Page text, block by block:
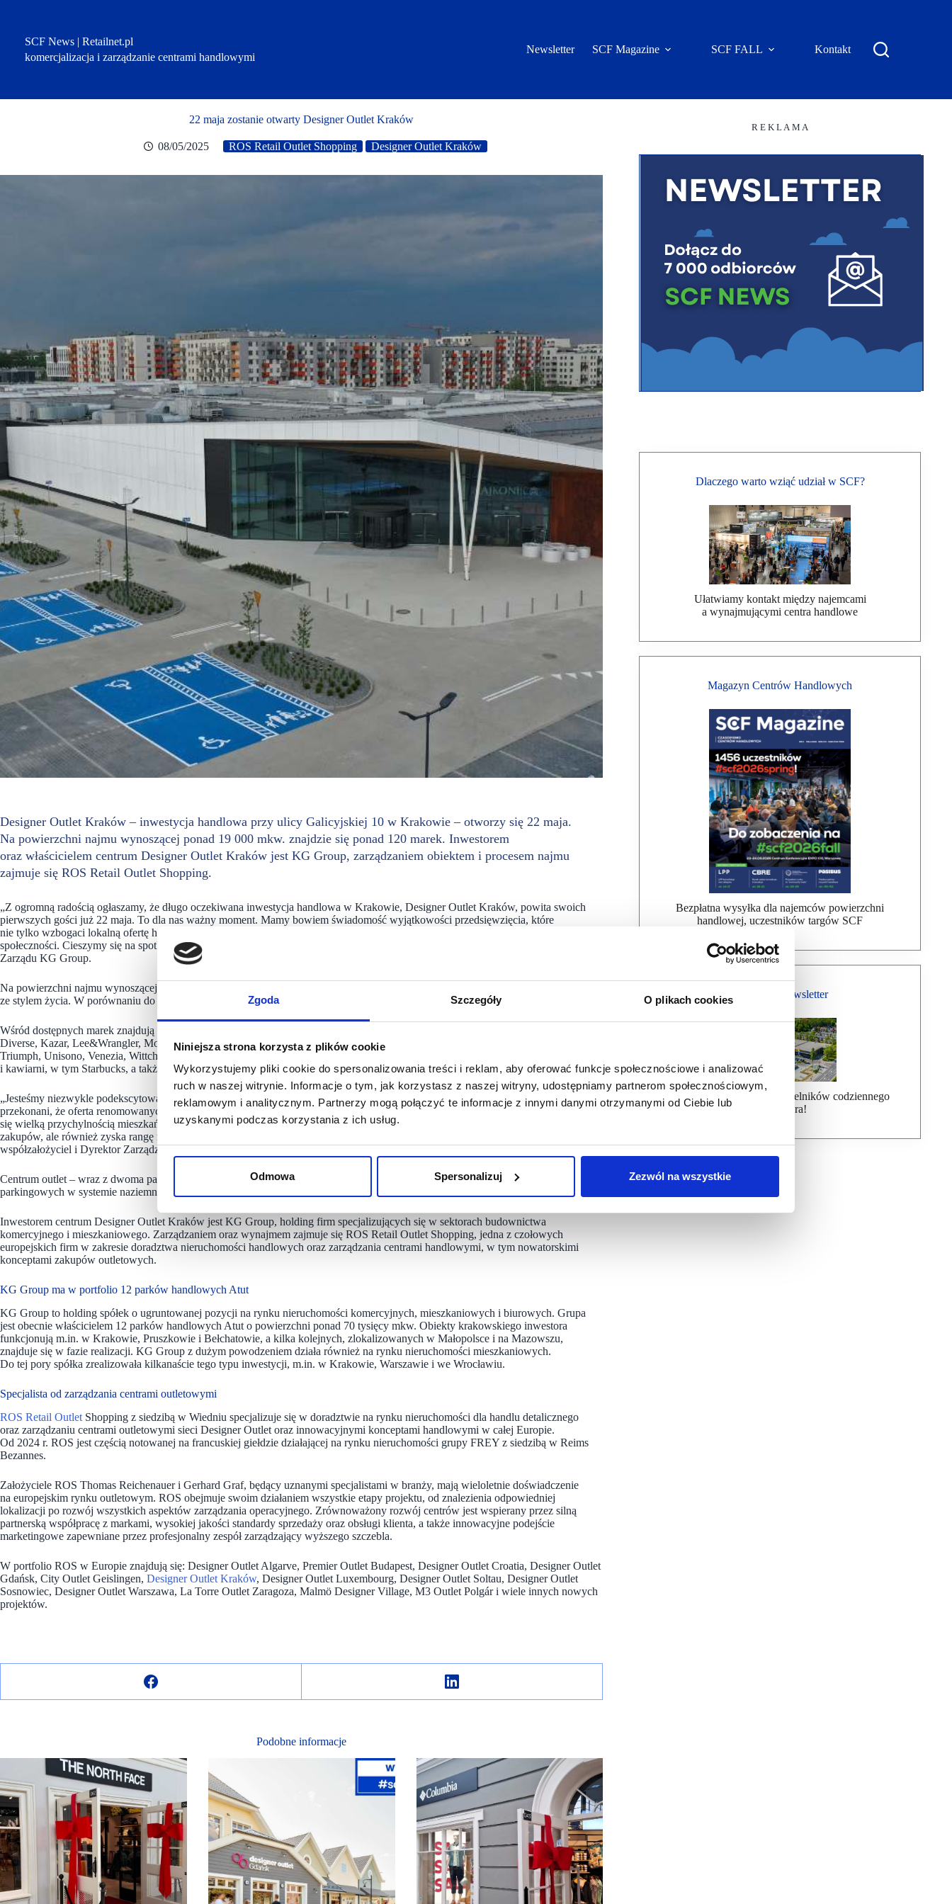
Zgoda Szczegóły O plikach cookies
Niniejsza strona korzysta z plików cookie
Wykorzystujemy pliki cookie do spersonalizowania treści i reklam, aby oferować funkcje społecznościowe i analizować
ruch w naszej witrynie. Informacje o tym, jak korzystasz z naszej witryny, udostępniamy partnerom społecznościowym,
reklamowym i analitycznym. Partnerzy mogą połączyć te informacje z innymi danymi otrzymanymi od Ciebie lub
uzyskanymi podczas korzystania z ich usług.
Odmowa Spersonalizuj Zezwól na wszystkie
SCF News | Retailnet.pl
komercjalizacja i zarządzanie centrami handlowymi
Newsletter SCF Magazine SCF FALL Kontakt
22 maja zostanie otwarty Designer Outlet Kraków
08/05/2025 ROS Retail Outlet Shopping Designer Outlet Kraków
Designer Outlet Kraków – inwestycja handlowa przy ulicy Galicyjskiej 10 w Krakowie – otworzy się 22 maja.
Na powierzchni najmu wynoszącej ponad 19 000 mkw. znajdzie się ponad 120 marek. Inwestorem
oraz właścicielem centrum Designer Outlet Kraków jest KG Group, zarządzaniem obiektem i procesem najmu
zajmuje się ROS Retail Outlet Shopping.
„Z ogromną radością ogłaszamy, że długo oczekiwana inwestycja handlowa w Krakowie, Designer Outlet Kraków, powita swoich
pierwszych gości już 22 maja. To dla nas ważny moment. Mamy bowiem świadomość wyjątkowości przedsięwzięcia, które
nie tylko wzbogaci lokalną ofertę handlową, ale także stworzy nowe miejsca pracy i przyczyni się do rozwoju krakowskiej
społeczności. Cieszymy się na spotkanie z klientami i na wspólne odkrywanie jej potencjału“ – mówi Krzysztof Gaczorek, Prezes
Zarządu KG Group.
Na powierzchni najmu wynoszącej ponad 19 000 mkw. znajdzie się ponad 120 marek oferujących modę oraz artykuły związane
ze stylem życia. W porównaniu do tradycyjnych sklepów, ceny będą zawsze o 30–70% niższe.
Wśród dostępnych marek znajdują się takie giganty jak adidas, Alpine Pro, Apart, Benetton, Calvin Klein, Crocs, Desigual, Digel,
Diverse, Kazar, Lee&Wrangler, Mountain Warehouse, New Balance, Ochnik, Only, Puma, Smyk, Swarovski, Tommy Hilfiger,
Triumph, Unisono, Venezia, Wittchen, Yes i wiele innych. W Designer Outlet Kraków przewidziano także dziewięć restauracji
i kawiarni, w tym Starbucks, a także strefę zabaw dla dzieci oraz przestrzeń coworkingową.
„Jesteśmy niezwykle podekscytowani otwarciem najnowszego centrum handlowego pod marką Designer Outlet Kraków. Jesteśmy
przekonani, że oferta renomowanych brandów, które zapewnią wyjątkowe doświadczenia zakupowe w atrakcyjnych cenach spotka
się wielką przychylnością mieszkańców Krakowa i zyska swoich wiernych fanów. Wierzymy, że centrum stanie się nie tylko punktem
zakupów, ale również zyska rangę miejsca idealnego do spotkań i miłego spędzania czasu“ – mówi Thomas Reichenauer,
współzałożyciel i Dyrektor Zarządzający ROS Retail Outlet Shopping.
Centrum outlet – wraz z dwoma parkami handlowymi Atut – stworzy zintegrowaną strefę handlową. Obiekt oferuje 2 000 miejsc
parkingowych w systemie naziemnym i podziemnym.
Inwestorem centrum Designer Outlet Kraków jest KG Group, holding firm specjalizujących się w sektorach budownictwa
komercyjnego i mieszkaniowego. Zarządzaniem oraz wynajmem zajmuje się ROS Retail Outlet Shopping, jedna z czołowych
europejskich firm w zakresie doradztwa nieruchomości handlowych oraz zarządzania centrami handlowymi, w tym nowatorskimi
konceptami zakupów outletowych.
KG Group ma w portfolio 12 parków handlowych Atut
KG Group to holding spółek o ugruntowanej pozycji na rynku nieruchomości komercyjnych, mieszkaniowych i biurowych. Grupa
jest obecnie właścicielem 12 parków handlowych Atut o powierzchni ponad 70 tysięcy mkw. Obiekty krakowskiego inwestora
funkcjonują m.in. w Krakowie, Pruszkowie i Bełchatowie, a kilka kolejnych, zlokalizowanych w Małopolsce i na Mazowszu,
znajduje się w fazie realizacji. KG Group z dużym powodzeniem działa również na rynku nieruchomości mieszkaniowych.
Do tej pory spółka zrealizowała kilkanaście tego typu inwestycji, m.in. w Krakowie, Warszawie i we Wrocławiu.
Specjalista od zarządzania centrami outletowymi
ROS Retail Outlet Shopping z siedzibą w Wiedniu specjalizuje się w doradztwie na rynku nieruchomości dla handlu detalicznego
oraz zarządzaniu centrami outletowymi sieci Designer Outlet oraz innowacyjnymi konceptami handlowymi w całej Europie.
Od 2024 r. ROS jest częścią notowanej na francuskiej giełdzie działającej na rynku nieruchomości grupy FREY z siedzibą w Reims
Bezannes.
Założyciele ROS Thomas Reichenauer i Gerhard Graf, będący uznanymi specjalistami w branży, mają wieloletnie doświadczenie
na europejskim rynku outletowym. ROS obejmuje swoim działaniem wszystkie etapy projektu, od znalezienia odpowiedniej
lokalizacji po rozwój wszystkich aspektów zarządzania operacyjnego. Zrównoważony rozwój centrów jest wspierany przez silną
partnerską współpracę z markami, wysokiej jakości standardy sprzedaży oraz obsługi klienta, a także innowacyjne podejście
marketingowe zapewniane przez profesjonalny zespół zarządzający wyższego szczebla.
W portfolio ROS w Europie znajdują się: Designer Outlet Algarve, Premier Outlet Budapest, Designer Outlet Croatia, Designer Outlet
Gdańsk, City Outlet Geislingen, Designer Outlet Kraków, Designer Outlet Luxembourg, Designer Outlet Soltau, Designer Outlet
Sosnowiec, Designer Outlet Warszawa, La Torre Outlet Zaragoza, Malmö Designer Village, M3 Outlet Polgár i wiele innych nowych
projektów.
Podobne informacje
R E K L A M A
Dlaczego warto wziąć udział w SCF?
Ułatwiamy kontakt między najemcami
a wynajmującymi centra handlowe
Magazyn Centrów Handlowych
Bezpłatna wysyłka dla najemców powierzchni
handlowej, uczestników targów SCF
Bezpłatny Newsletter
Dołącz do ponad 7000 czytelników codziennego
newslettera!